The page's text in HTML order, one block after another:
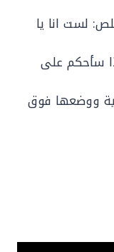
لست انا يا
سأحكم على
ووضعها فوق